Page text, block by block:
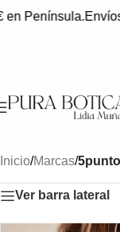
Península. Envíos
Inicio/Marcas/
Ver barra lateral